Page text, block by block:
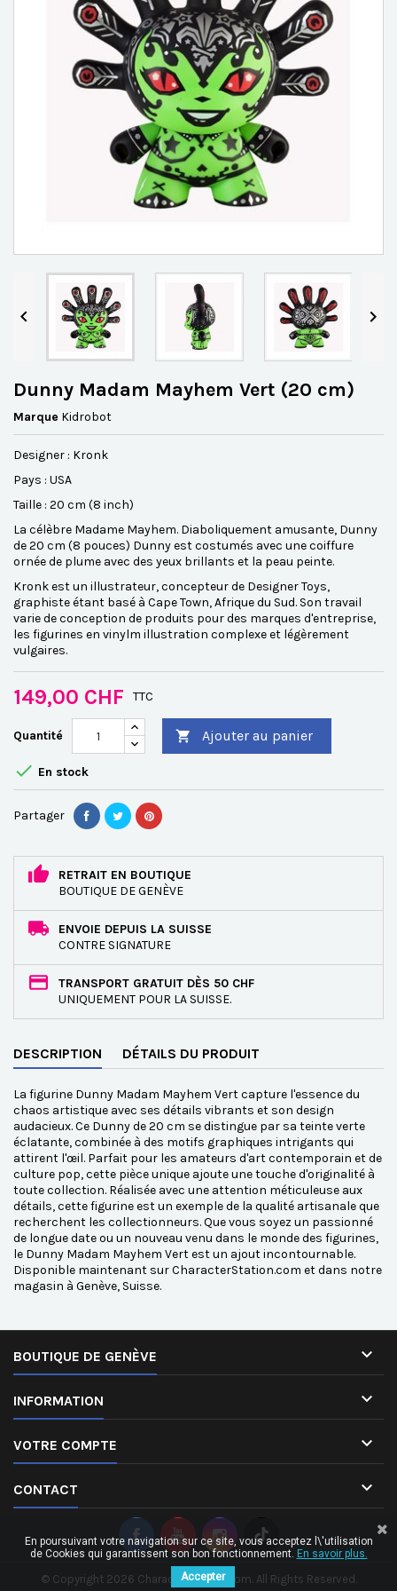
 
Dunny Madam Mayhem Vert (20 cm)
Marque Kidrobot
Designer : Kronk
Pays : USA
Taille : 20 cm (8 inch)
La célèbre Madame Mayhem. Diaboliquement amusante, Dunny
de 20 cm (8 pouces) Dunny est costumés avec une coiffure
ornée de plume avec des yeux brillants et la peau peinte.
Kronk est un illustrateur, concepteur de Designer Toys,
graphiste étant basé à Cape Town, Afrique du Sud. Son travail
varie de conception de produits pour des marques d'entreprise,
les figurines en vinylm illustration complexe et légèrement
vulgaires.
149,00 CHF TTC
Quantité  Ajouter au panier
 En stock
Partager
RETRAIT EN BOUTIQUE
BOUTIQUE DE GENÈVE
ENVOIE DEPUIS LA SUISSE
CONTRE SIGNATURE
TRANSPORT GRATUIT DÈS 50 CHF
UNIQUEMENT POUR LA SUISSE.
DESCRIPTION DÉTAILS DU PRODUIT
La figurine Dunny Madam Mayhem Vert capture l'essence du
chaos artistique avec ses détails vibrants et son design
audacieux. Ce Dunny de 20 cm se distingue par sa teinte verte
éclatante, combinée à des motifs graphiques intrigants qui
attirent l'œil. Parfait pour les amateurs d'art contemporain et de
culture pop, cette pièce unique ajoute une touche d'originalité à
toute collection. Réalisée avec une attention méticuleuse aux
détails, cette figurine est un exemple de la qualité artisanale que
recherchent les collectionneurs. Que vous soyez un passionné
de longue date ou un nouveau venu dans le monde des figurines,
le Dunny Madam Mayhem Vert est un ajout incontournable.
Disponible maintenant sur CharacterStation.com et dans notre
magasin à Genève, Suisse.
BOUTIQUE DE GENÈVE 
INFORMATION 
VOTRE COMPTE 
CONTACT 
© Copyright 2026 CharacterStation.com. All Rights Reserved.
En poursuivant votre navigation sur ce site, vous acceptez l\'utilisation
de Cookies qui garantissent son bon fonctionnement. En savoir plus.
Accepter